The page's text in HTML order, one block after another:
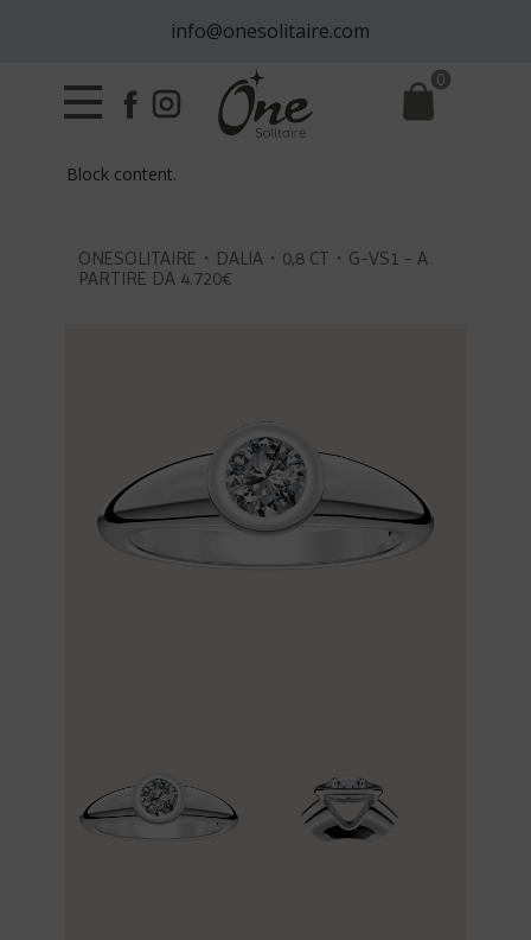
info@onesolitaire.com
0
Block content.
ONESOLITAIRE・DALIA・0,8 CT・G-VS1 - A
PARTIRE DA 4.720€